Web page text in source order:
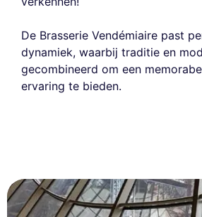
De Brasserie Vendémiaire past
dynamiek, waarbij traditie en
gecombineerd om een
ervaring te bieden.